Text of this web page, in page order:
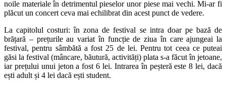
noile materiale în detrimentul pieselor unor piese mai vechi. Mi-ar fi
plăcut un concert ceva mai echilibrat din acest punct de vedere.
La capitolul costuri: în zona de festival se intra doar pe bază de
brățară – prețurile au variat în funcție de ziua în care ajungeai la
festival, pentru sâmbătă a fost 25 de lei. Pentru tot ceea ce puteai
găsi la festival (mâncare, băutură, activități) plata s-a făcut în jetoane,
iar prețului unui jeton a fost 6 lei. Intrarea în peșteră este 8 lei, dacă
ești adult și 4 lei dacă ești student.